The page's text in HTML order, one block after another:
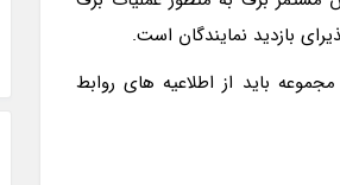
باید از اطلاعیه های روابط